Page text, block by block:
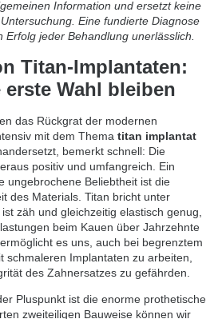
Information und ersetzt keine
Eine fundierte Diagnose
Erfolg jeder Behandlung unerlässlich.
Titan-Implantaten:
Wahl bleiben
das Rückgrat der modernen
mit dem Thema titan implantat
bemerkt schnell: Die
positiv und umfangreich. Ein
ungebrochene Beliebtheit ist die
des Materials. Titan bricht unter
zäh und gleichzeitig elastisch genug,
beim Kauen über Jahrzehnte
es uns, auch bei begrenztem
schmaleren Implantaten zu arbeiten,
des Zahnersatzes zu gefährden.
Pluspunkt ist die enorme prothetische
zweiteiligen Bauweise können wir